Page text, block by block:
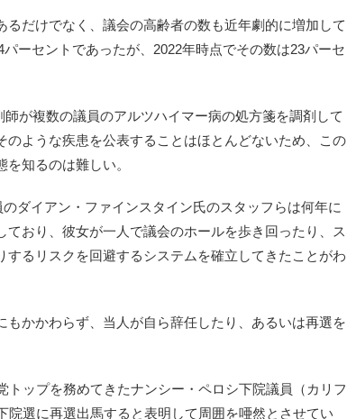
だけでなく、議会の高齢者の数も近年劇的に増加して
ーセントであったが、2022年時点でその数は23パーセ
が複数の議員のアルツハイマー病の処方箋を調剤して
ような疾患を公表することはほとんどないため、この
知るのは難しい。
ダイアン・ファインスタイン氏のスタッフらは何年に
おり、彼女が一人で議会のホールを歩き回ったり、ス
るリスクを回避するシステムを確立してきたことがわ
かかわらず、当人が自ら辞任したり、あるいは再選を
ップを務めてきたナンシー・ペロシ下院議員（カリフ
院選に再選出馬すると表明して周囲を唖然とさせてい